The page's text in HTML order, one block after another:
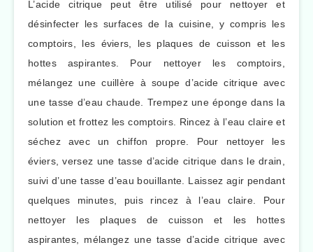
L’acide citrique peut être utilisé pour nettoyer et
désinfecter les surfaces de la cuisine, y compris les
comptoirs, les éviers, les plaques de cuisson et les
hottes aspirantes. Pour nettoyer les comptoirs,
mélangez une cuillère à soupe d’acide citrique avec
une tasse d’eau chaude. Trempez une éponge dans la
solution et frottez les comptoirs. Rincez à l’eau claire et
séchez avec un chiffon propre. Pour nettoyer les
éviers, versez une tasse d’acide citrique dans le drain,
suivi d’une tasse d’eau bouillante. Laissez agir pendant
quelques minutes, puis rincez à l’eau claire. Pour
nettoyer les plaques de cuisson et les hottes
aspirantes, mélangez une tasse d’acide citrique avec